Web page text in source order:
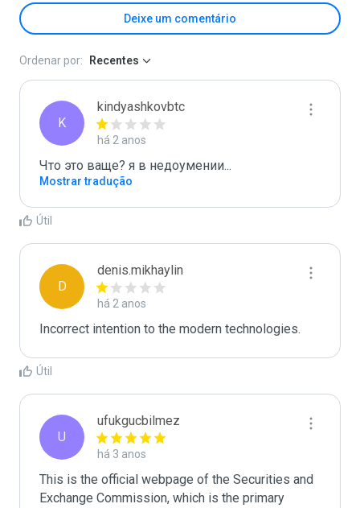
Deixe um comentário
Ordenar por: Recentes
K
kindyashkovbtc
há 2 anos
Что это ваще? я в недоумении...
Mostrar tradução
Útil
D
denis.mikhaylin
há 2 anos
Incorrect intention to the modern technologies.
Útil
U
ufukgucbilmez
há 3 anos
This is the official webpage of the Securities and
Exchange Commission, which is the primary